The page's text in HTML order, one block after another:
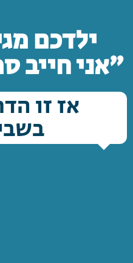
ילדכם
"אני חייב
אז זו